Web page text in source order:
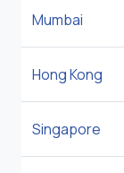
Mumbai
Hong Kong
Singapore